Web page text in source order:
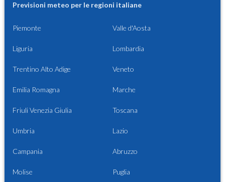
Previsioni meteo per le regioni italiane
Piemonte Valle d'Aosta
Liguria Lombardia
Trentino Alto Adige Veneto
Emilia Romagna Marche
Friuli Venezia Giulia Toscana
Umbria Lazio
Campania Abruzzo
Molise Puglia